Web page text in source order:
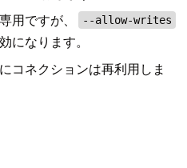
用ですが、
--allow-writes
になります。
コネクションは再利用しま